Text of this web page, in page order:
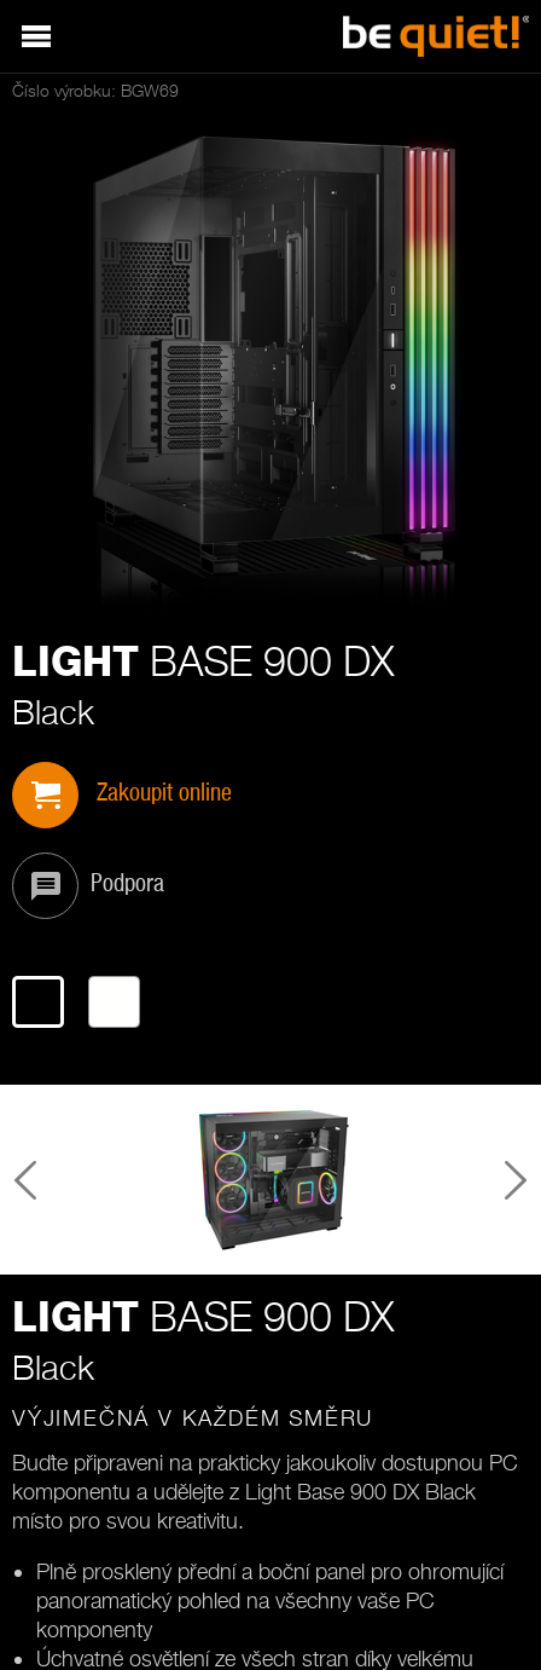
Číslo výrobku: BGW69
LIGHT BASE 900 DX
Black
Zakoupit online
Podpora
LIGHT BASE 900 DX
Black
VÝJIMEČNÁ V KAŽDÉM SMĚRU
Buďte připraveni na prakticky jakoukoliv dostupnou PC
komponentu a udělejte z Light Base 900 DX Black
místo pro svou kreativitu.
Plně prosklený přední a boční panel pro ohromující
panoramatický pohled na všechny vaše PC
komponenty
Úchvatné osvětlení ze všech stran díky velkému